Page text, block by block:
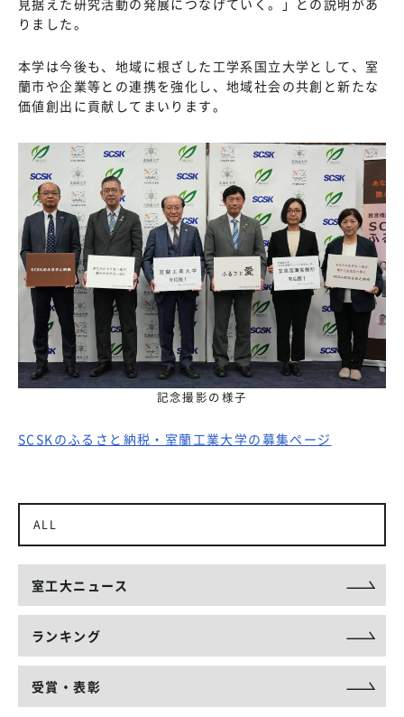
りました。
本学は今後も、地域に根ざした工学系国立大学として、室
蘭市や企業等との連携を強化し、地域社会の共創と新たな
価値創出に貢献してまいります。
記念撮影の様子
SCSKのふるさと納税・室蘭工業大学の募集ページ
ALL
室工大ニュース
ランキング
受賞・表彰